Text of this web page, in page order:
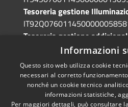
Tesoreria gestione
Tesoreria gestione
Informazioni
Questo sito web utilizza cookie
necessari al corretto
nonché un cookie tecnico
informazioni statistiche,
Per maggiori dettagli, può consultare